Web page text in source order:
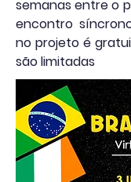
semanas entre o
encontro
no projeto é
são limitadas